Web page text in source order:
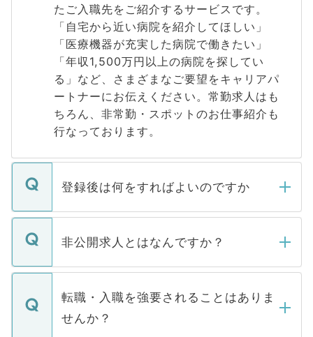
たご入職先をご紹介するサービスです。
「自宅から近い病院を紹介してほしい」
「医療機器が充実した病院で働きたい」
「年収1,500万円以上の病院を探してい
る」など、さまざまなご要望をキャリアパ
ートナーにお伝えください。常勤求人はも
ちろん、非常勤・スポットのお仕事紹介も
行なっております。
登録後は何をすればよいのですか
ご登録いただきましたら、弊社担当者がご
登録内容を確認し、その後メールもしくは
ます。通常、5営業日以内にはご連絡をせて
いただきますので、しばらくお待ちくださ
非公開求人とはなんですか？
マイナビDOCTORで取り扱っている求人の
うち約3割は、Webサイトからご覧いただ
けない「非公開求人」です。非公開求人は
下記の理由によって、一般には公開してい
転職・入職を強要されることはありま
せんか？